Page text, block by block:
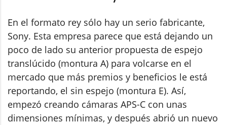
En el formato rey sólo hay un serio fabricante,
Sony. Esta empresa parece que está dejando un
poco de lado su anterior propuesta de espejo
translúcido (montura A) para volcarse en el
mercado que más premios y beneficios le está
reportando, el sin espejo (montura E). Así,
empezó creando cámaras APS-C con unas
dimensiones mínimas, y después abrió un nuevo